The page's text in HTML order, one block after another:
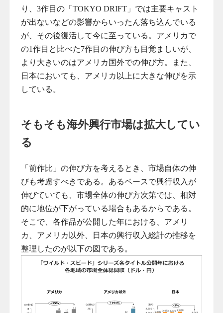
り、3作目の「TOKYO DRIFT」では主要キャスト
が出ないなどの影響からいったん落ち込んでいる
が、その後復活して今に至っている。アメリカで
の1作目と比べた7作目の伸び方も目覚ましいが、
より大きいのはアメリカ国外での伸び方。また、
日本においても、アメリカ以上に大きな伸びを示
している。
そもそも海外興行市場は拡大してい
る
「前作比」の伸び方を考えるとき、市場自体の伸
びも考慮すべきである。あるペースで興行収入が
伸びていても、市場全体の伸び方次第では、相対
的に地位が下がっている場合もあるからである。
そこで、各作品が公開した年における、アメリ
カ、アメリカ以外、日本の興行収入総計の推移を
整理したのが以下の図である。